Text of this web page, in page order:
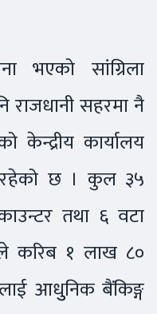
भएको सांग्रिला
सहरमा नै
कार्यालय
रहेको छ । कुल ३५
तथा ६ वटा
करिब १ लाख ८०
आधुुनिक बैंकिङ्ग